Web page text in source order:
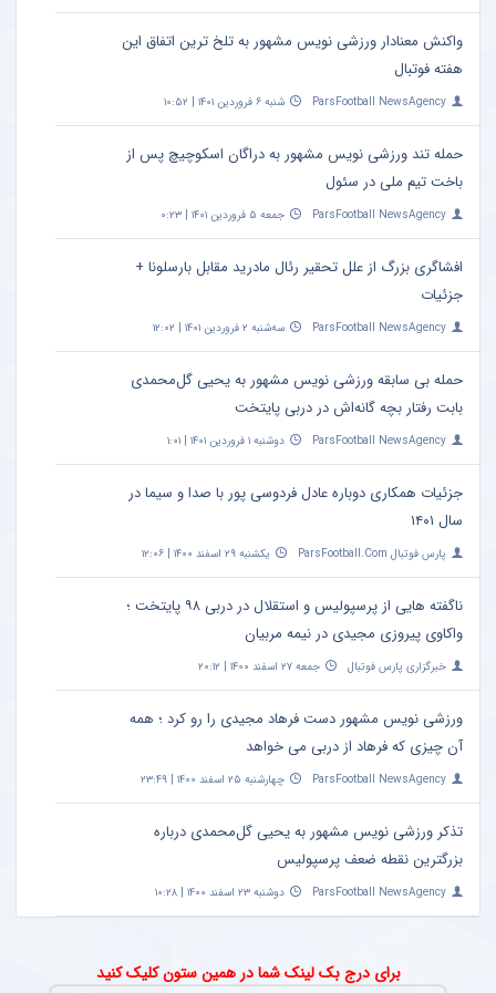
واکنش معنادار ورزشی نویس مشهور به تلخ ترین اتفاق این
هفته فوتبال
ParsFootball NewsAgency شنبه ۶ فروردین ۱۴۰۱ | ۱۰:۵۲
حمله تند ورزشی نویس مشهور به دراگان اسکوچیچ پس از
باخت تیم ملی در سئول
ParsFootball NewsAgency جمعه ۵ فروردین ۱۴۰۱ | ۰:۲۳
افشاگری بزرگ از علل تحقیر رئال مادرید مقابل بارسلونا +
جزئیات
ParsFootball NewsAgency سه‌شنبه ۲ فروردین ۱۴۰۱ | ۱۲:۰۲
حمله بی سابقه ورزشی نویس مشهور به یحیی گل‌محمدی
بابت رفتار بچه گانه‌اش در دربی پایتخت
ParsFootball NewsAgency دوشنبه ۱ فروردین ۱۴۰۱ | ۱:۰۱
جزئیات همکاری دوباره عادل فردوسی‌ پور با صدا و سیما در
سال ۱۴۰۱
پارس فوتبال ParsFootball.Com یکشنبه ۲۹ اسفند ۱۴۰۰ | ۱۲:۰۶
ناگفته هایی از پرسپولیس و استقلال در دربی ۹۸ پایتخت ؛
واکاوی پیروزی مجیدی در نیمه مربیان
خبرگزاری پارس فوتبال جمعه ۲۷ اسفند ۱۴۰۰ | ۲۰:۱۲
ورزشی نویس مشهور دست فرهاد مجیدی را رو کرد ؛ همه
آن چیزی که فرهاد از دربی می خواهد
ParsFootball NewsAgency چهارشنبه ۲۵ اسفند ۱۴۰۰ | ۲۳:۴۹
تذکر ورزشی نویس مشهور به یحیی گل‌محمدی درباره
بزرگترین نقطه ضعف پرسپولیس
ParsFootball NewsAgency دوشنبه ۲۳ اسفند ۱۴۰۰ | ۱۰:۲۸
برای درج بک لینک شما در همین ستون کلیک کنید